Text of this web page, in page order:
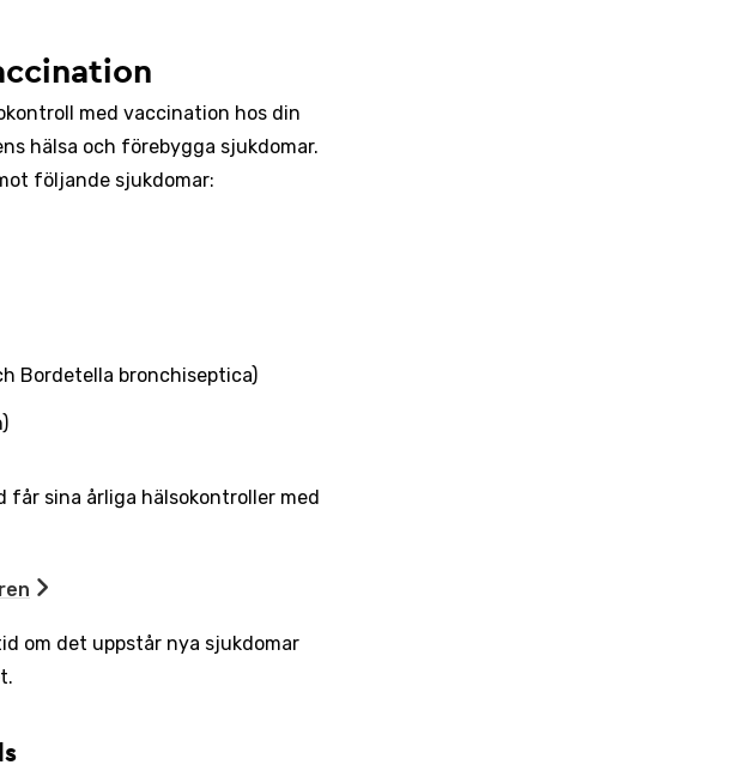
med vaccination hos din
hälsa och förebygga sjukdomar.
följande sjukdomar:
Bordetella bronchiseptica)
sina årliga hälsokontroller med
om det uppstår nya sjukdomar